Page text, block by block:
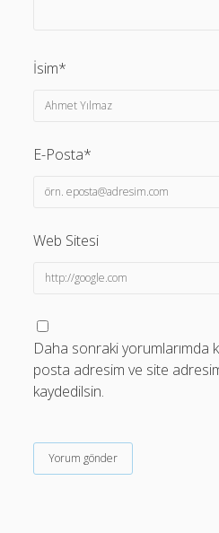
İsim*
E-Posta*
Web Sitesi
Daha sonraki yorumlarımda
posta adresim ve site
kaydedilsin.